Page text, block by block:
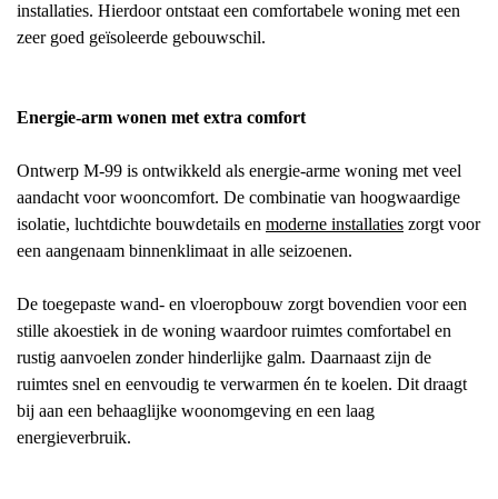
installaties. Hierdoor ontstaat een comfortabele woning met een
zeer goed geïsoleerde gebouwschil.
Energie-arm wonen met extra comfort
Ontwerp M-99 is ontwikkeld als energie-arme woning met veel
aandacht voor wooncomfort. De combinatie van hoogwaardige
isolatie, luchtdichte bouwdetails en moderne installaties zorgt voor
een aangenaam binnenklimaat in alle seizoenen.
De toegepaste wand- en vloeropbouw zorgt bovendien voor een
stille akoestiek in de woning waardoor ruimtes comfortabel en
rustig aanvoelen zonder hinderlijke galm. Daarnaast zijn de
ruimtes snel en eenvoudig te verwarmen én te koelen. Dit draagt
bij aan een behaaglijke woonomgeving en een laag
energieverbruik.